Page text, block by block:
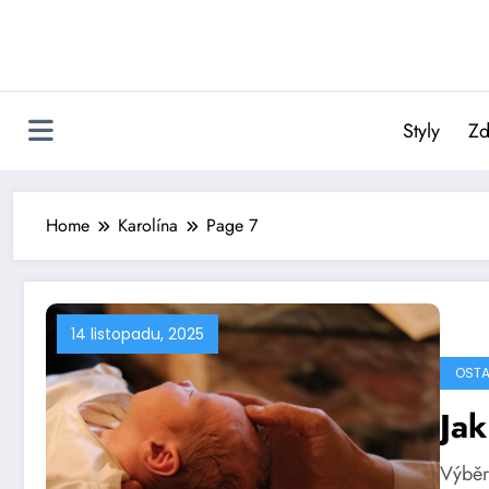
Styly
Home Karolína Page 7
14 listopadu, 2025